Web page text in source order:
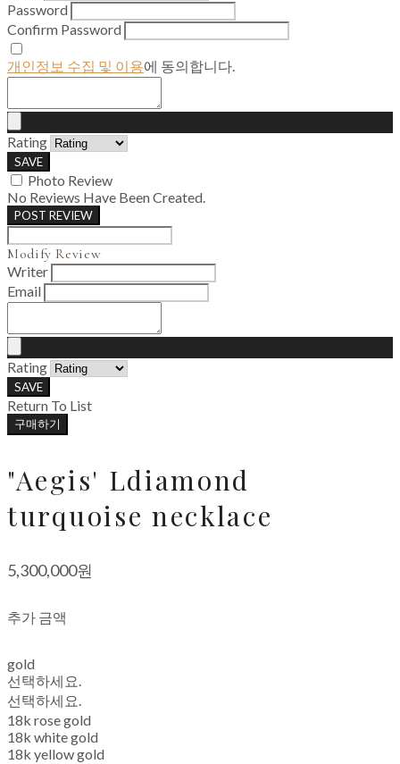
Password
Confirm Password
개인정보 수집 및 이용에 동의합니다.
Rating
SAVE
Photo Review
No Reviews Have Been Created.
POST REVIEW
Modify Review
Writer
Email
Rating
SAVE
Return To List
구매하기
"Aegis' Ldiamond
turquoise necklace
5,300,000원
추가 금액
gold
선택하세요.
선택하세요.
18k rose gold
18k white gold
18k yellow gold